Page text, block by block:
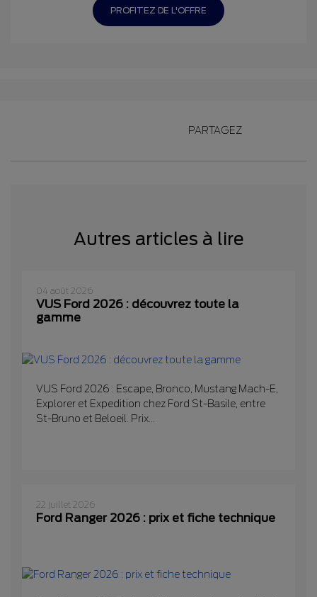
PROFITEZ DE L'OFFRE
PARTAGEZ
Autres articles à lire
04 août 2026
VUS Ford 2026 : découvrez toute la
gamme
VUS Ford 2026 : Escape, Bronco, Mustang Mach-E,
Explorer et Expedition chez Ford St-Basile, entre
St-Bruno et Beloeil. Prix...
22 juillet 2026
Ford Ranger 2026 : prix et fiche technique